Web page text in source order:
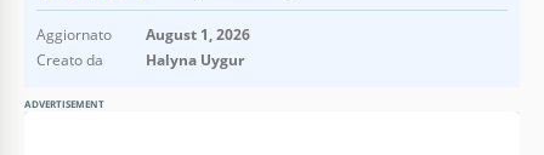
Aggiornato
August 1, 2026
Creato da
Halyna Uygur
ADVERTISEMENT